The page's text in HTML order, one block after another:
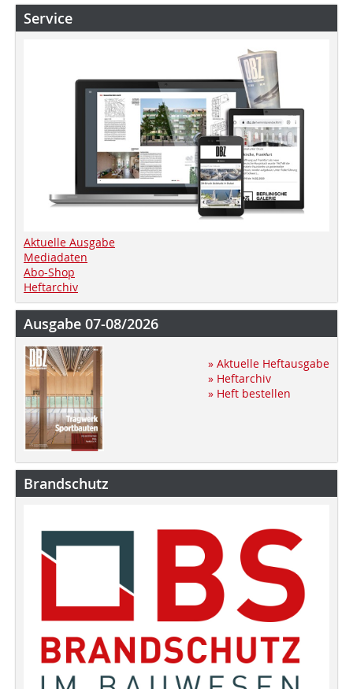
Service
Aktuelle Ausgabe
Mediadaten
Abo-Shop
Heftarchiv
Ausgabe 07-08/2026
» Aktuelle Heftausgabe
» Heftarchiv
» Heft bestellen
Brandschutz